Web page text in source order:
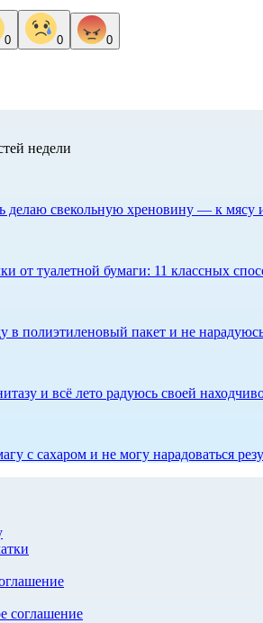
0 0 0
недели
делаю свекольную хреновину — к мясу
от туалетной бумаги: 11 классных
в полиэтиленовый пакет и не
и всё лето радуюсь своей
с сахаром и не могу нарадоваться
соглашение